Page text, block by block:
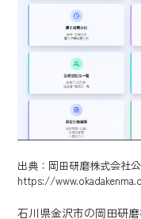
出典：岡田研磨株式会社
https://
石川県金沢市の岡田研